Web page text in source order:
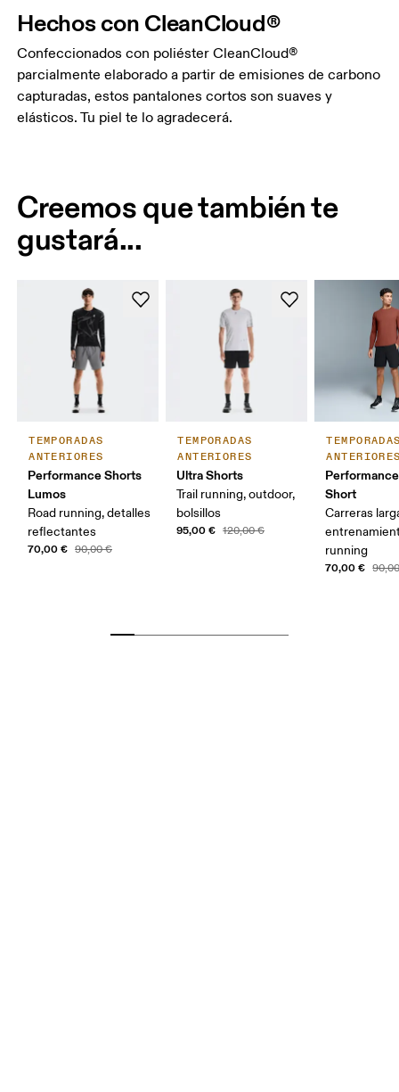
Hechos con CleanCloud®
Confeccionados con poliéster CleanCloud®
parcialmente elaborado a partir de emisiones de carbono
capturadas, estos pantalones cortos son suaves y
elásticos. Tu piel te lo agradecerá.
Creemos que también te
gustará...
TEMPORADAS
ANTERIORES
Performance Shorts
Lumos
Road running, detalles
reflectantes
70,00 € 90,00 €
TEMPORADAS
ANTERIORES
Ultra Shorts
Trail running, outdoor,
bolsillos
95,00 € 120,00 €
Short
Carreras
running
70,00 €